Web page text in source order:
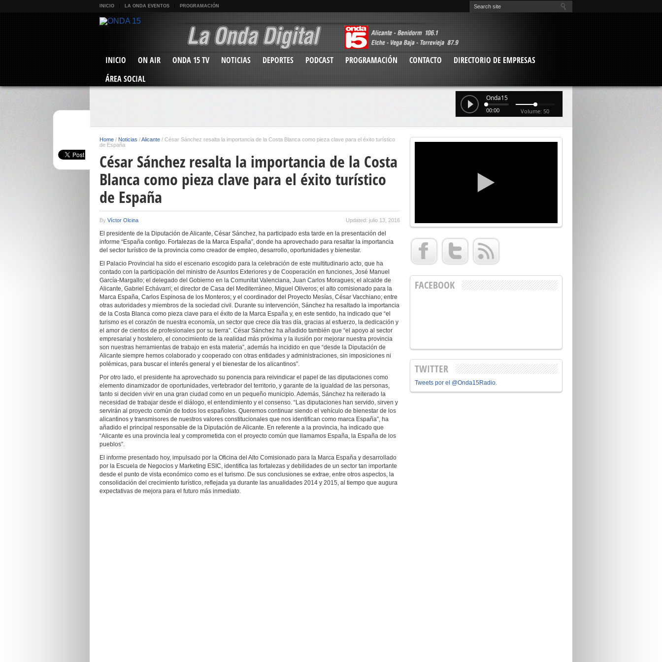
INICIO LA ONDA EVENTOS PROGRAMACIÓN
INICIO ON AIR ONDA 15 TV NOTICIAS DEPORTES PODCAST PROGRAMACIÓN CONTACTO
DIRECTORIO DE EMPRESAS
ÁREA SOCIAL
Onda15
00:00 Volume: 50
Home / Noticias /Alicante / César Sánchez resalta la importancia de la Costa Blanca como pieza clave para el éxito turístico
de España
César Sánchez resalta la importancia de la Costa
Blanca como pieza clave para el éxito turístico
de España
By Víctor Olcina Updated: julio 13, 2016
El presidente de la Diputación de Alicante, César Sánchez, ha participado esta tarde en la presentación del
informe “España contigo. Fortalezas de la Marca España”, donde ha aprovechado para resaltar la importancia
del sector turístico de la provincia como creador de empleo, desarrollo, oportunidades y bienestar.
El Palacio Provincial ha sido el escenario escogido para la celebración de este multitudinario acto, que ha
contado con la participación del ministro de Asuntos Exteriores y de Cooperación en funciones, José Manuel
García-Margallo; el delegado del Gobierno en la Comunitat Valenciana, Juan Carlos Moragues; el alcalde de
Alicante, Gabriel Echávarri; el director de Casa del Mediterráneo, Miguel Oliveros; el alto comisionado para la
Marca España, Carlos Espinosa de los Monteros; y el coordinador del Proyecto Mesías, César Vacchiano; entre
otras autoridades y miembros de la sociedad civil. Durante su intervención, Sánchez ha resaltado la importancia
de la Costa Blanca como pieza clave para el éxito de la Marca España y, en este sentido, ha indicado que “el
turismo es el corazón de nuestra economía, un sector que crece día tras día, gracias al esfuerzo, la dedicación y
el amor de cientos de profesionales por su tierra”. César Sánchez ha añadido también que “el apoyo al sector
empresarial y hostelero, el conocimiento de la realidad más próxima y la ilusión por mejorar nuestra provincia
son nuestras herramientas de trabajo en esta materia”, además ha incidido en que “desde la Diputación de
Alicante siempre hemos colaborado y cooperado con otras entidades y administraciones, sin imposiciones ni
polémicas, para buscar el interés general y el bienestar de los alicantinos”.
Por otro lado, el presidente ha aprovechado su ponencia para reivindicar el papel de las diputaciones como
elemento dinamizador de oportunidades, vertebrador del territorio, y garante de la igualdad de las personas,
tanto si deciden vivir en una gran ciudad como en un pequeño municipio. Además, Sánchez ha reiterado la
necesidad de trabajar desde el diálogo, el entendimiento y el consenso. “Las diputaciones han servido, sirven y
servirán al proyecto común de todos los españoles. Queremos continuar siendo el vehículo de bienestar de los
alicantinos y transmisores de nuestros valores constitucionales que nos identifican como marca España”, ha
añadido el principal responsable de la Diputación de Alicante. En referente a la provincia, ha indicado que
“Alicante es una provincia leal y comprometida con el proyecto común que llamamos España, la España de los
pueblos”.
El informe presentado hoy, impulsado por la Oficina del Alto Comisionado para la Marca España y desarrollado
por la Escuela de Negocios y Marketing ESIC, identifica las fortalezas y debilidades de un sector tan importante
desde el punto de vista económico como es el turismo. De sus conclusiones se extrae, entre otros aspectos, la
consolidación del crecimiento turístico, reflejada ya durante las anualidades 2014 y 2015, al tiempo que augura
expectativas de mejora para el futuro más inmediato.
FACEBOOK
TWITTER
Tweets por el @Onda15Radio.